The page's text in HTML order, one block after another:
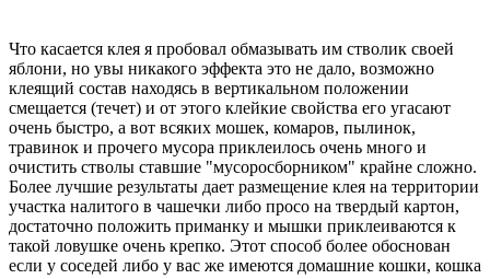
Что касается клея я пробовал обмазывать им стволик своей
яблони, но увы никакого эффекта это не дало, возможно
клеящий состав находясь в вертикальном положении
смещается (течет) и от этого клейкие свойства его угасают
очень быстро, а вот всяких мошек, комаров, пылинок,
травинок и прочего мусора приклеилось очень много и
очистить стволы ставшие "мусоросборником" крайне сложно.
Более лучшие результаты дает размещение клея на территории
участка налитого в чашечки либо просо на твердый картон,
достаточно положить приманку и мышки приклеиваются к
такой ловушке очень крепко. Этот способ более обоснован
если у соседей либо у вас же имеются домашние кошки, кошка